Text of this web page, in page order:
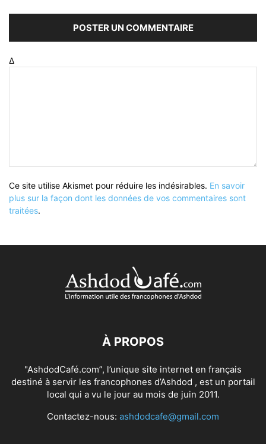
Δ
Ce site utilise Akismet pour réduire les indésirables. En savoir
plus sur la façon dont les données de vos commentaires sont
traitées.
À PROPOS
"AshdodCafé.com”, l’unique site internet en français
destiné à servir les francophones d’Ashdod , est un portail
local qui a vu le jour au mois de juin 2011.
Contactez-nous: ashdodcafe@gmail.com